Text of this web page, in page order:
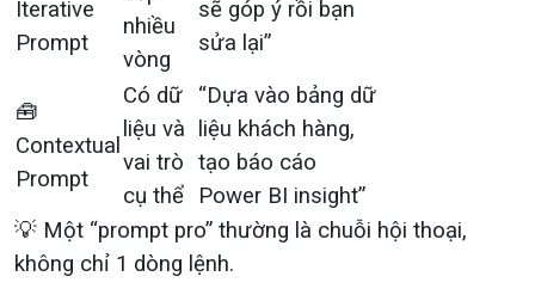
Iterative
Prompt
nhiều
vòng
sẽ góp ý rồi bạn
sửa lại”
🧰
Contextual
Prompt
Có dữ
liệu và
vai trò
cụ thể
“Dựa vào bảng dữ
liệu khách hàng,
tạo báo cáo
Power BI insight”
💡 Một “prompt pro” thường là chuỗi hội thoại,
không chỉ 1 dòng lệnh.